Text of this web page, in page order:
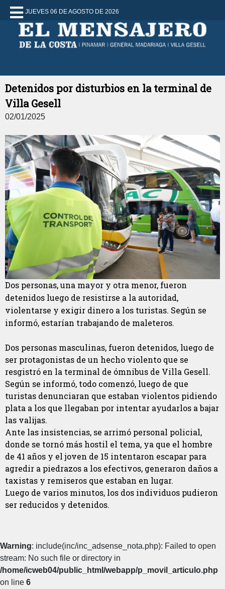
JUEVES 06 DE AGOSTO DE 2026
Detenidos por disturbios en la terminal de
Villa Gesell
02/01/2025
Dos personas, una mayor y otra menor, fueron
detenidos luego de resistirse a la autoridad,
violentarse y exigir dinero a los turistas. Según se
informó, estarían trabajando de maleteros.
Dos personas masculinas, fueron detenidos, luego de
ser protagonistas de un hecho violento que se
resgistró en la terminal de ómnibus de Villa Gesell.
Según se informó, todo comenzó, luego de que
turistas denunciaran que estaban violentos pidiendo
plata a los que llegaban por intentar ayudarlos a bajar
las valijas.
Ante las insistencias, se arrimó personal policial,
donde se tornó más hostil el tema, ya que el hombre
de 41 años y el joven de 15 intentaron escapar para
agredir a piedrazos a los efectivos, generaron daños a
taxistas y remiseros que estaban en lugar.
Luego de varios minutos, los dos individuos pudieron
ser reducidos y detenidos.
Warning: include(inc/inc_adsense_nota.php): Failed to open
stream: No such file or directory in
/home/icweb04/public_html/webapp/p_movil_articulo.php
on line 6